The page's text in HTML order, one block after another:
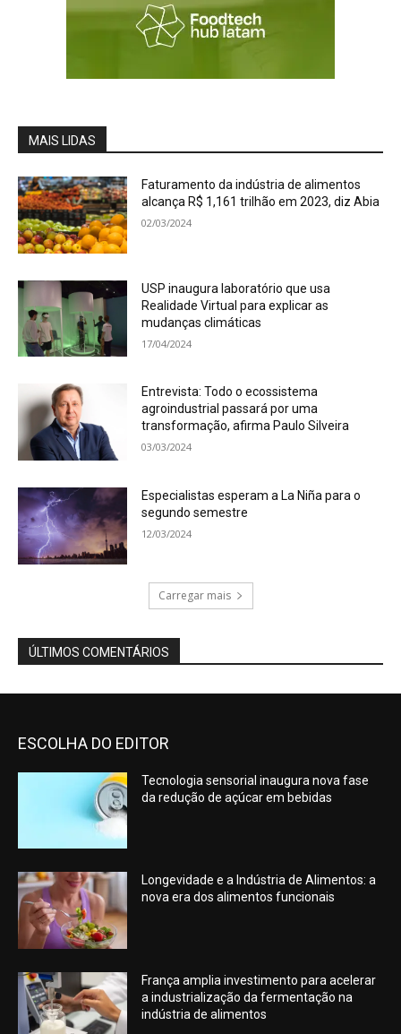
MAIS LIDAS
Faturamento da indústria de alimentos
alcança R$ 1,161 trilhão em 2023, diz Abia
02/03/2024
USP inaugura laboratório que usa
Realidade Virtual para explicar as
mudanças climáticas
17/04/2024
Entrevista: Todo o ecossistema
agroindustrial passará por uma
transformação, afirma Paulo Silveira
03/03/2024
Especialistas esperam a La Niña para o
segundo semestre
12/03/2024
Carregar mais
ÚLTIMOS COMENTÁRIOS
ESCOLHA DO EDITOR
Tecnologia sensorial inaugura nova fase
da redução de açúcar em bebidas
Longevidade e a Indústria de Alimentos: a
nova era dos alimentos funcionais
França amplia investimento para acelerar
a industrialização da fermentação na
indústria de alimentos